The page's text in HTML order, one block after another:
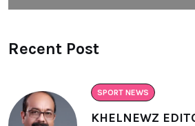
Recent Post
SPORT NEWS
KHELNEWZ